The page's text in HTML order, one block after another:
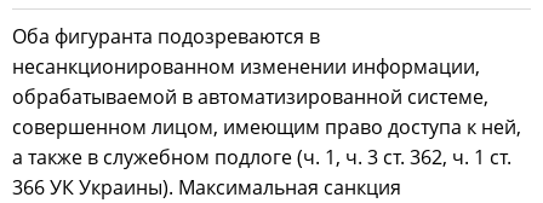
Оба фигуранта подозреваются в
несанкционированном изменении информации,
обрабатываемой в автоматизированной системе,
совершенном лицом, имеющим право доступа к ней,
а также в служебном подлоге (ч. 1, ч. 3 ст. 362, ч. 1 ст.
366 УК Украины). Максимальная санкция